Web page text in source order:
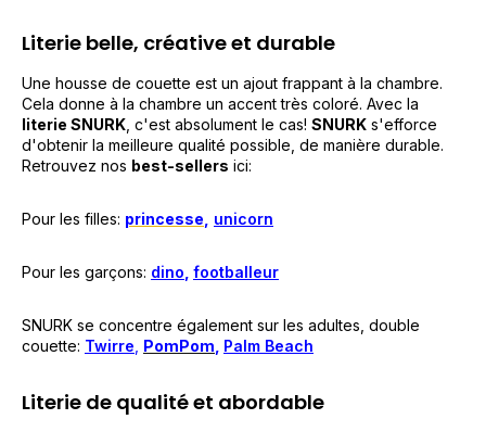
Literie belle, créative et durable
Une housse de couette est un ajout frappant à la chambre.
Cela donne à la chambre un accent très coloré. Avec la
literie SNURK , c'est absolument le cas! SNURK s'efforce
d'obtenir la meilleure qualité possible, de manière durable.
Retrouvez nos best-sellers ici:
Pour les filles: princesse unicorn
Pour les garçons: dino footballeur
SNURK se concentre également sur les adultes, double
couette: Twirre PomPom Palm Beach
Literie de qualité et abordable